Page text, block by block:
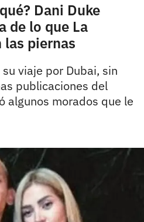
Dani Duke
de lo que La
las piernas
viaje por Dubai, sin
publicaciones del
algunos morados que le